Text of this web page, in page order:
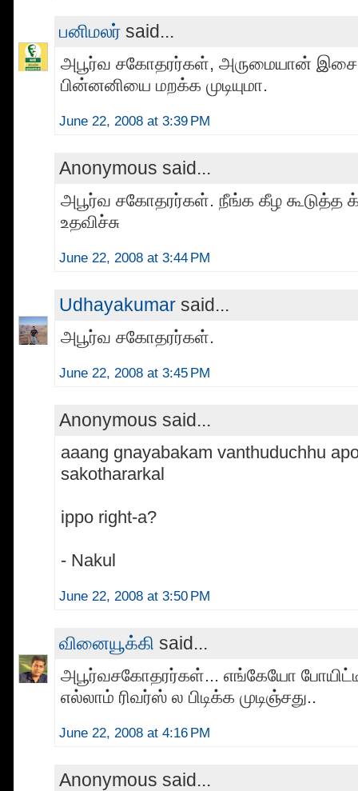
பனிமலர் said...
அபூர்வ சகோதரர்கள், அருமையான்
பின்னனியை மறக்க முடியுமா.
June 22, 2008 at 3:39 PM
Anonymous said...
அபூர்வ சகோதரர்கள். நீங்க கீழ கூடுத்த
உதவிச்சு
June 22, 2008 at 3:44 PM
Udhayakumar said...
அபூர்வ சகோதரர்கள்.
June 22, 2008 at 3:45 PM
Anonymous said...
aaang gnayabakam vanthuduchhu
sakothararkal
ippo right-a?
- Nakul
June 22, 2008 at 3:50 PM
வினையூக்கி said...
அபூர்வசகோதரர்கள்... எங்கேயோ
எல்லாம் ரிவர்ஸ் ல பிடிக்க முடிஞ்சது..
June 22, 2008 at 4:16 PM
Anonymous said...